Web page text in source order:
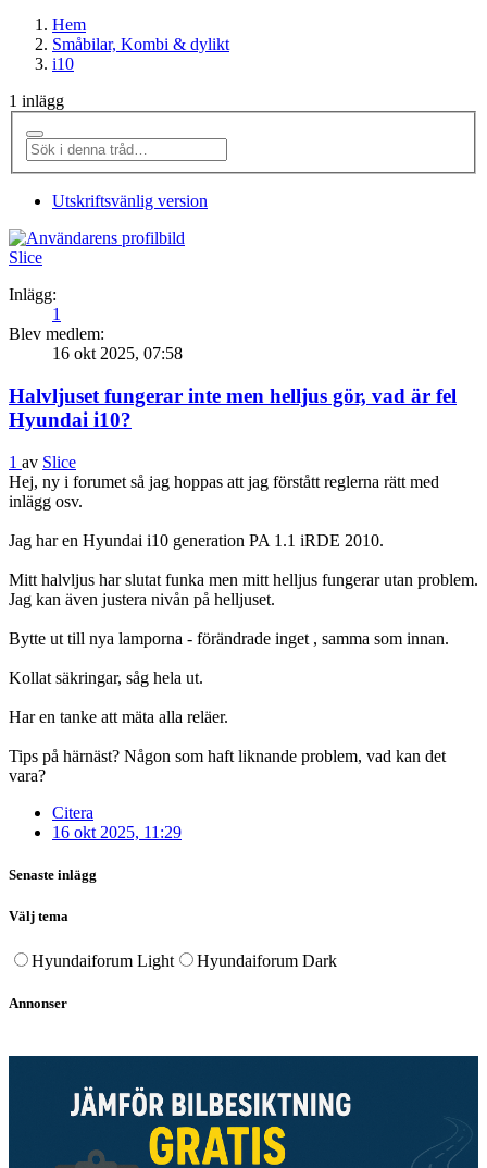
Hem
Småbilar, Kombi & dylikt
i10
1 inlägg
Utskriftsvänlig version
Slice
Inlägg:
1
Blev medlem:
16 okt 2025, 07:58
Halvljuset fungerar inte men helljus gör, vad är fel
Hyundai i10?
1 av Slice
Hej, ny i forumet så jag hoppas att jag förstått reglerna rätt med
inlägg osv.
Jag har en Hyundai i10 generation PA 1.1 iRDE 2010.
Mitt halvljus har slutat funka men mitt helljus fungerar utan problem.
Jag kan även justera nivån på helljuset.
Bytte ut till nya lamporna - förändrade inget , samma som innan.
Kollat säkringar, såg hela ut.
Har en tanke att mäta alla reläer.
Tips på härnäst? Någon som haft liknande problem, vad kan det
vara?
Citera
16 okt 2025, 11:29
Senaste inlägg
Välj tema
Hyundaiforum Light Hyundaiforum Dark
Annonser